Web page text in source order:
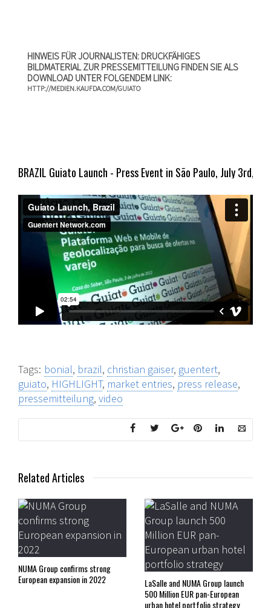
HINWEIS FÜR JOURNALISTEN: DRUCKFÄHIGES
BILDMATERIAL ZUR PRESSEMITTEILUNG FINDEN SIE ALS
DOWNLOAD UNTER FOLGENDEM LINK:
HTTP://MEDIEN.KAUFDA.COM/GUIATO
BRAZIL Guiato Launch - Press Event in São Paulo, July 3rd,
Tags: bonial, brazil, christian gaiser, guentert,
guiato, HIGHLIGHT, market entries, press release,
pressemitteilung, video
Related Articles
NUMA Group confirms strong
European expansion in 2022
LaSalle and NUMA Group launch
500 Million EUR pan-European
urban hotel portfolio strategy